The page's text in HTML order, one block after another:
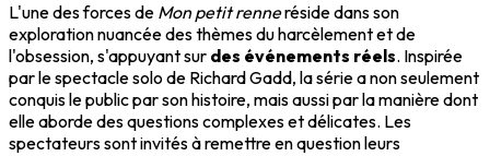
L'une des forces de Mon petit renneréside dans son
exploration nuancée des thèmes du harcèlement et de
l'obsession, s'appuyant sur des événements réels. Inspirée
par le spectacle solo de Richard Gadd, la série a non seulement
conquis le public par son histoire, mais aussi par la manière dont
elle aborde des questions complexes et délicates. Les
spectateurs sont invités à remettre en question leurs